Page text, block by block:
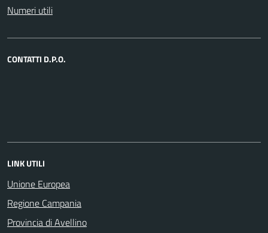
Numeri utili
CONTATTI D.P.O.
LINK UTILI
Unione Europea
Regione Campania
Provincia di Avellino